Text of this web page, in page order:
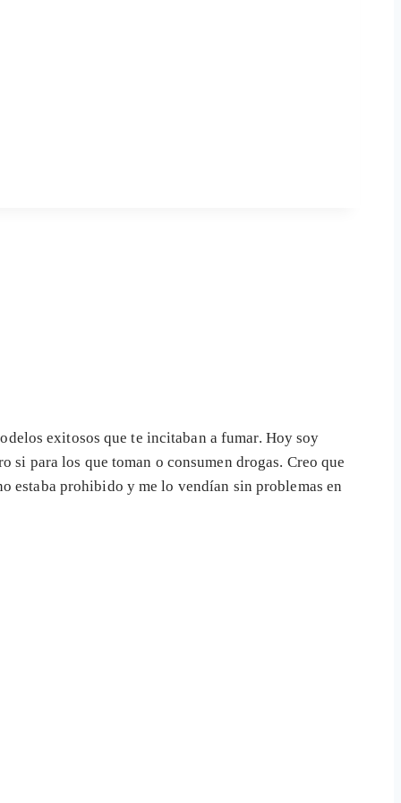
exitosos que te incitaban a fumar. Hoy soy
si para los que toman o consumen drogas. Creo que
estaba prohibido y me lo vendían sin problemas en